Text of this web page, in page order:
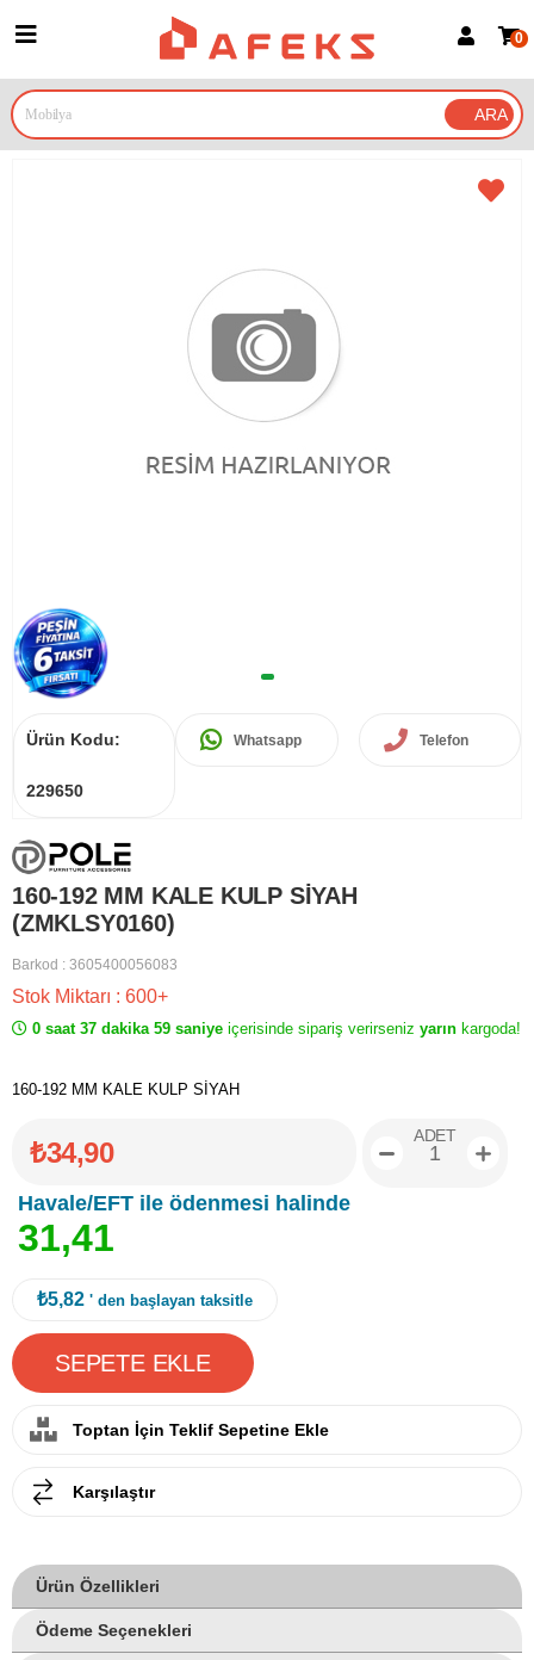
Google İle Bağlan
0
Ürün Kodu:
229650
Whatsapp Telefon
160-192 MM KALE KULP SİYAH
(ZMKLSY0160)
Barkod : 3605400056083
Stok Miktarı : 600+
0 saat 37 dakika 59 saniye içerisinde sipariş verirseniz yarın kargoda!
160-192 MM KALE KULP SİYAH
₺34,90
Havale/EFT ile ödenmesi halinde
31,41
ADET
₺5,82 ' den başlayan taksitle
Toptan İçin Teklif Sepetine Ekle
Karşılaştır
Ürün Özellikleri
Ödeme Seçenekleri